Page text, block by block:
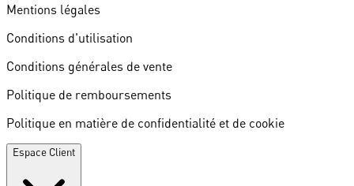
Mentions légales
Conditions d'utilisation
Conditions générales de vente
Politique de remboursements
Politique en matière de confidentialité et de cookie
Espace Client